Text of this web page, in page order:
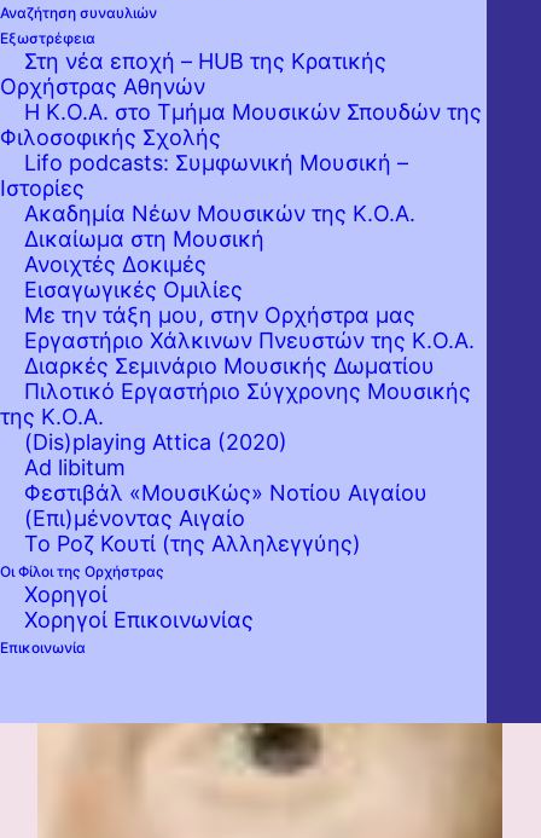
Αναζήτηση συναυλιών
Εξωστρέφεια
Στη νέα εποχή – HUB της Κρατικής
Ορχήστρας Αθηνών
Η Κ.Ο.Α. στο Τμήμα Μουσικών Σπουδών της
Φιλοσοφικής Σχολής
Lifo podcasts: Συμφωνική Μουσική –
Ιστορίες
Ακαδημία Νέων Μουσικών της Κ.Ο.Α.
Δικαίωμα στη Μουσική
Ανοιχτές Δοκιμές
Εισαγωγικές Ομιλίες
Με την τάξη μου, στην Ορχήστρα μας
Εργαστήριo Χάλκινων Πνευστών της Κ.Ο.Α.
Διαρκές Σεμινάριο Μουσικής Δωματίου
Πιλοτικό Εργαστήριο Σύγχρονης Μουσικής
της Κ.Ο.Α.
(Dis)playing Attica (2020)
Ad libitum
Φεστιβάλ «ΜουσιΚώς» Νοτίου Αιγαίου
(Επι)μένοντας Αιγαίο
Το Ροζ Κουτί (της Αλληλεγγύης)
Οι Φίλοι της Ορχήστρας
Χορηγοί
Χορηγοί Επικοινωνίας
Επικοινωνία